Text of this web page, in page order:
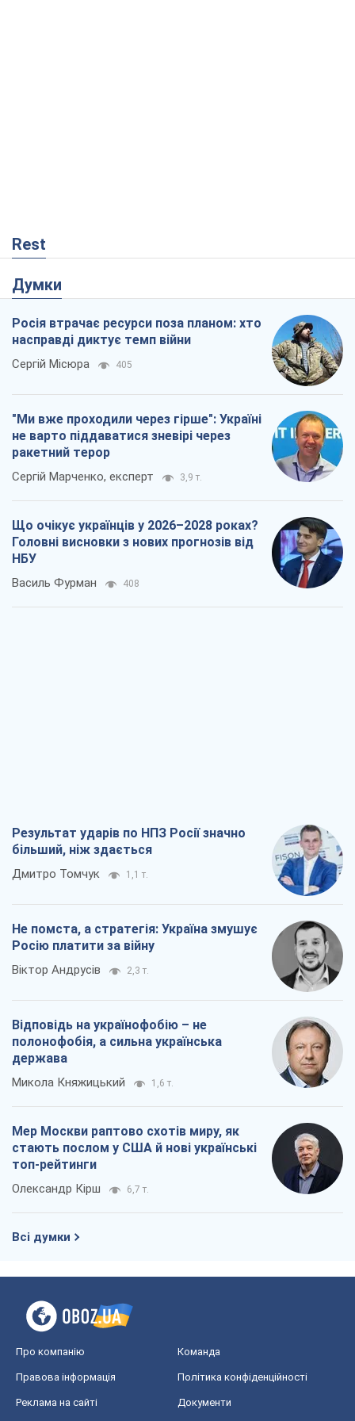
Rest
Думки
Росія втрачає ресурси поза планом: хто
насправді диктує темп війни
Сергій Місюра 405
"Ми вже проходили через гірше": Україні
не варто піддаватися зневірі через
ракетний терор
Сергій Марченко, експерт 3,9 т.
Що очікує українців у 2026–2028 роках?
Головні висновки з нових прогнозів від
НБУ
Василь Фурман 408
Результат ударів по НПЗ Росії значно
більший, ніж здається
Дмитро Томчук 1,1 т.
Не помста, а стратегія: Україна змушує
Росію платити за війну
Віктор Андрусів 2,3 т.
Відповідь на українофобію – не
полонофобія, а сильна українська
держава
Микола Княжицький 1,6 т.
Мер Москви раптово схотів миру, як
стають послом у США й нові українські
топ-рейтинги
Олександр Кірш 6,7 т.
Всі думки
Про компанію Команда
Правова інформація Політика конфіденційності
Реклама на сайті Документи